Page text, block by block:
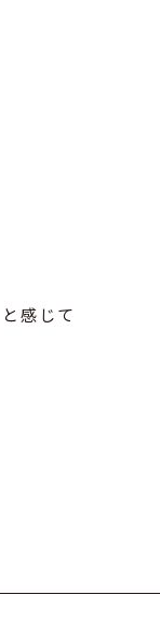
感じて